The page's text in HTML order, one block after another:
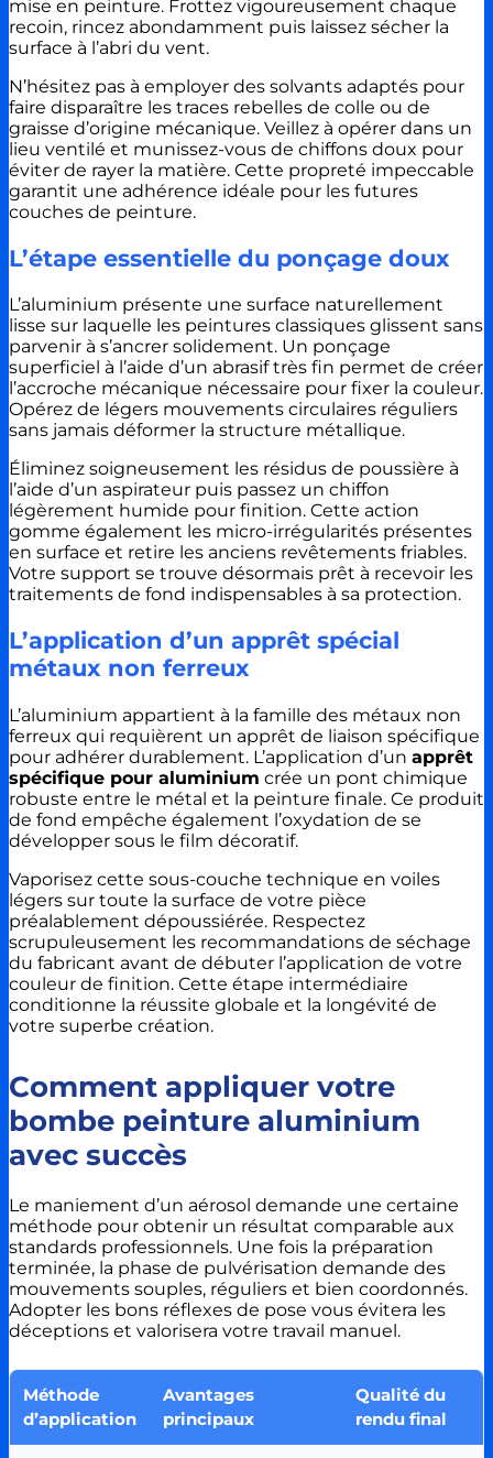
mise en peinture. Frottez vigoureusement chaque
recoin, rincez abondamment puis laissez sécher la
surface à l’abri du vent.
N’hésitez pas à employer des solvants adaptés pour
faire disparaître les traces rebelles de colle ou de
graisse d’origine mécanique. Veillez à opérer dans un
lieu ventilé et munissez-vous de chiffons doux pour
éviter de rayer la matière. Cette propreté impeccable
garantit une adhérence idéale pour les futures
couches de peinture.
L’étape essentielle du ponçage doux
L’aluminium présente une surface naturellement
lisse sur laquelle les peintures classiques glissent sans
parvenir à s’ancrer solidement. Un ponçage
superficiel à l’aide d’un abrasif très fin permet de créer
l’accroche mécanique nécessaire pour fixer la couleur.
Opérez de légers mouvements circulaires réguliers
sans jamais déformer la structure métallique.
Éliminez soigneusement les résidus de poussière à
l’aide d’un aspirateur puis passez un chiffon
légèrement humide pour finition. Cette action
gomme également les micro-irrégularités présentes
en surface et retire les anciens revêtements friables.
Votre support se trouve désormais prêt à recevoir les
traitements de fond indispensables à sa protection.
L’application d’un apprêt spécial
métaux non ferreux
L’aluminium appartient à la famille des métaux non
ferreux qui requièrent un apprêt de liaison spécifique
pour adhérer durablement. L’application d’un apprêt
spécifique pour aluminium crée un pont chimique
robuste entre le métal et la peinture finale. Ce produit
de fond empêche également l’oxydation de se
développer sous le film décoratif.
Vaporisez cette sous-couche technique en voiles
légers sur toute la surface de votre pièce
préalablement dépoussiérée. Respectez
scrupuleusement les recommandations de séchage
du fabricant avant de débuter l’application de votre
couleur de finition. Cette étape intermédiaire
conditionne la réussite globale et la longévité de
votre superbe création.
Comment appliquer votre
bombe peinture aluminium
avec succès
Le maniement d’un aérosol demande une certaine
méthode pour obtenir un résultat comparable aux
standards professionnels. Une fois la préparation
terminée, la phase de pulvérisation demande des
mouvements souples, réguliers et bien coordonnés.
Adopter les bons réflexes de pose vous évitera les
déceptions et valorisera votre travail manuel.
Méthode
d’application
Avantages
principaux
Qualité du
rendu final